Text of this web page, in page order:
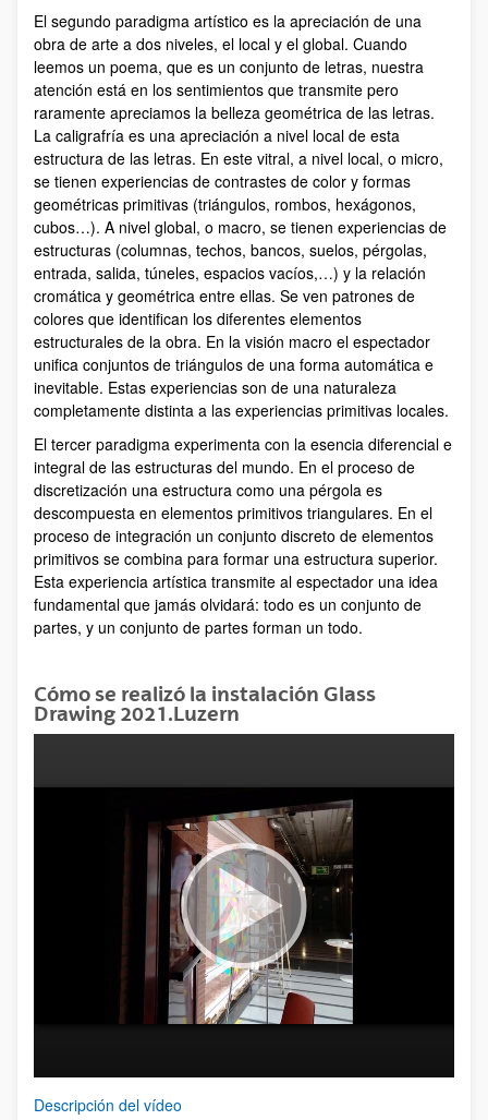
El segundo paradigma artístico es la apreciación de una
obra de arte a dos niveles, el local y el global. Cuando
leemos un poema, que es un conjunto de letras, nuestra
atención está en los sentimientos que transmite pero
raramente apreciamos la belleza geométrica de las letras.
La caligrafría es una apreciación a nivel local de esta
estructura de las letras. En este vitral, a nivel local, o micro,
se tienen experiencias de contrastes de color y formas
geométricas primitivas (triángulos, rombos, hexágonos,
cubos…). A nivel global, o macro, se tienen experiencias de
estructuras (columnas, techos, bancos, suelos, pérgolas,
entrada, salida, túneles, espacios vacíos,…) y la relación
cromática y geométrica entre ellas. Se ven patrones de
colores que identifican los diferentes elementos
estructurales de la obra. En la visión macro el espectador
unifica conjuntos de triángulos de una forma automática e
inevitable. Estas experiencias son de una naturaleza
completamente distinta a las experiencias primitivas locales.
El tercer paradigma experimenta con la esencia diferencial e
integral de las estructuras del mundo. En el proceso de
discretización una estructura como una pérgola es
descompuesta en elementos primitivos triangulares. En el
proceso de integración un conjunto discreto de elementos
primitivos se combina para formar una estructura superior.
Esta experiencia artística transmite al espectador una idea
fundamental que jamás olvidará: todo es un conjunto de
partes, y un conjunto de partes forman un todo.
Cómo se realizó la instalación Glass
Drawing 2021.Luzern
Descripción del vídeo